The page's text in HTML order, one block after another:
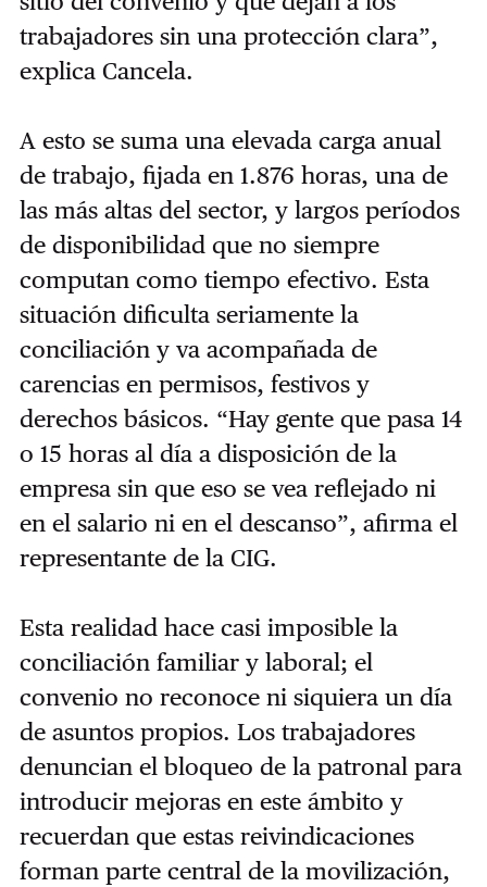
trabajadores sin una protección clara”,
explica Cancela.
A esto se suma una elevada carga anual
de trabajo, fijada en 1.876 horas, una de
las más altas del sector, y largos períodos
de disponibilidad que no siempre
computan como tiempo efectivo. Esta
situación dificulta seriamente la
conciliación y va acompañada de
carencias en permisos, festivos y
derechos básicos. “Hay gente que pasa 14
o 15 horas al día a disposición de la
empresa sin que eso se vea reflejado ni
en el salario ni en el descanso”, afirma el
representante de la CIG.
Esta realidad hace casi imposible la
conciliación familiar y laboral; el
convenio no reconoce ni siquiera un día
de asuntos propios. Los trabajadores
denuncian el bloqueo de la patronal para
introducir mejoras en este ámbito y
recuerdan que estas reivindicaciones
forman parte central de la movilización,